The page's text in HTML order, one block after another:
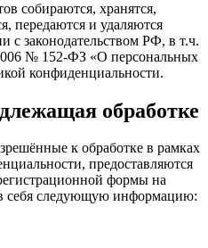
собираются, хранятся,
передаются и удаляются
с законодательством РФ, в т.ч.
№ 152-ФЗ «О персональных
конфиденциальности.
обработке
к обработке в рамках
предоставляются
формы на
себя следующую информацию: